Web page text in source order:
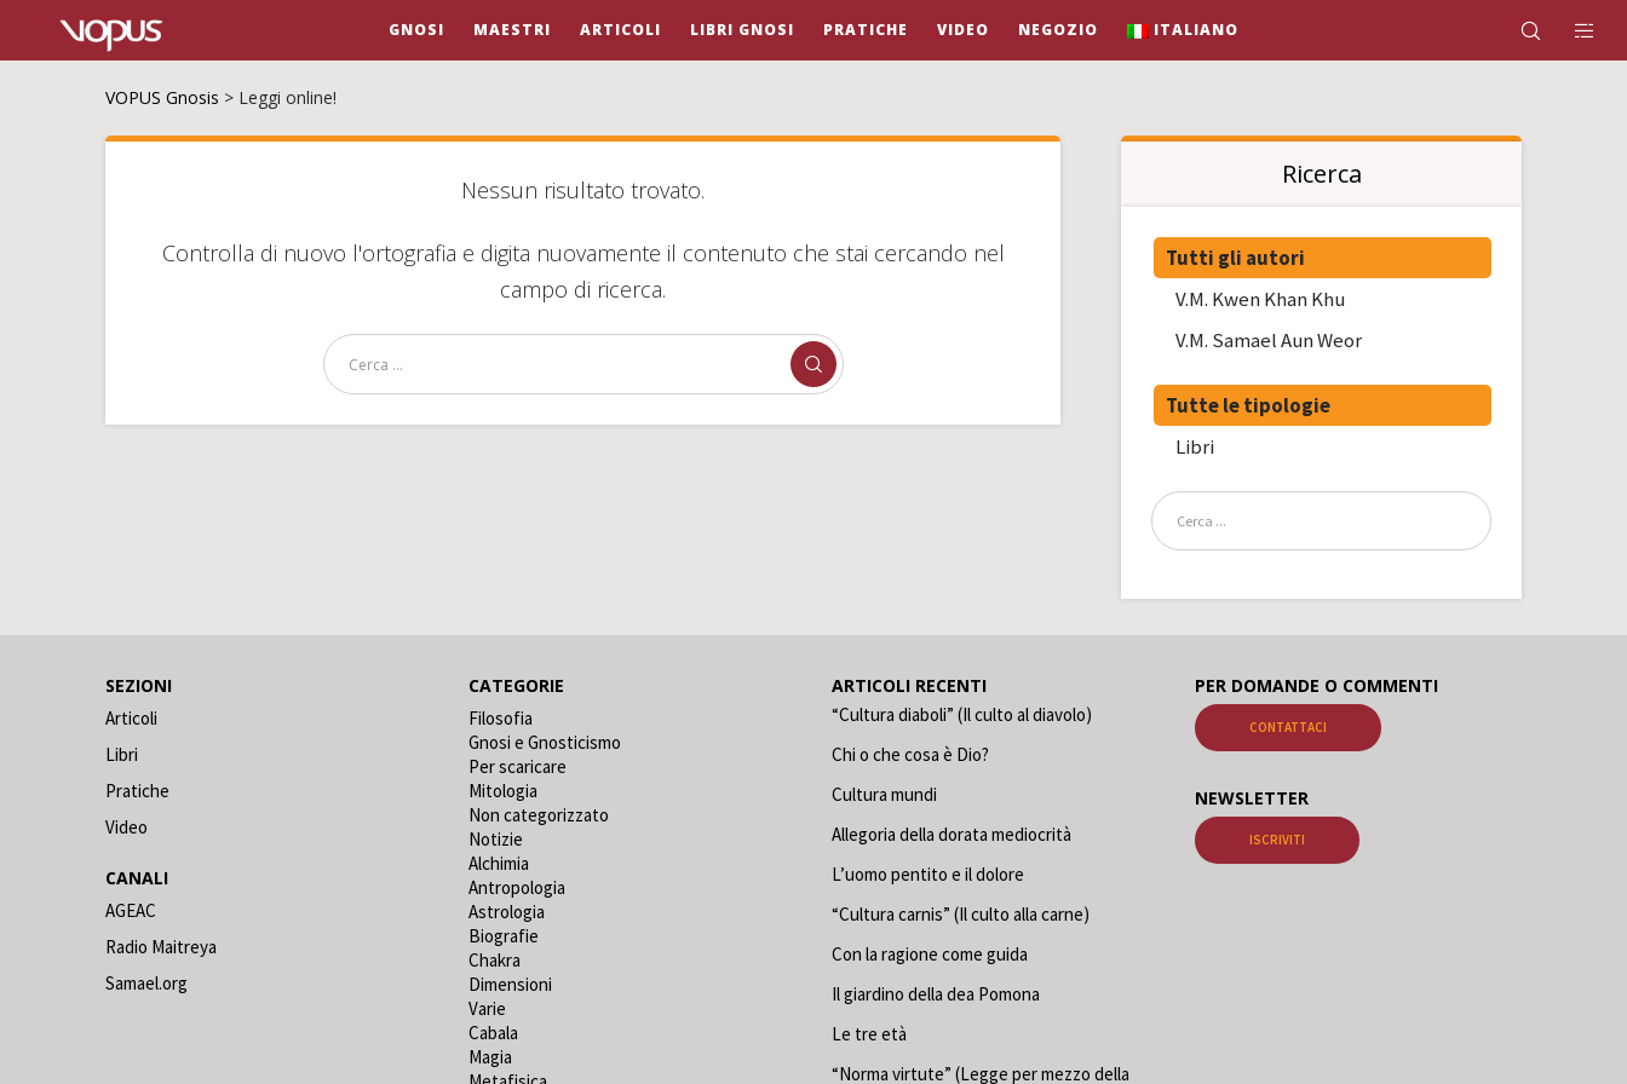
GNOSI MAESTRI ARTICOLI LIBRI GNOSI PRATICHE VIDEO NEGOZIO ITALIANO
VOPUS Gnosis > Leggi online!
Nessun risultato trovato.
Controlla di nuovo l'ortografia e digita nuovamente il contenuto che stai cercando nel
campo di ricerca.
Ricerca
Tutti gli autori
V.M. Kwen Khan Khu
V.M. Samael Aun Weor
Tutte le tipologie
Libri
SEZIONI
Articoli
Libri
Pratiche
Video
CANALI
AGEAC
Radio Maitreya
Samael.org
CATEGORIE
Filosofia
Gnosi e Gnosticismo
Per scaricare
Mitologia
Non categorizzato
Notizie
Alchimia
Antropologia
Astrologia
Biografie
Chakra
Dimensioni
Varie
Cabala
Magia
ARTICOLI RECENTI
“Cultura diaboli” (Il culto al diavolo)
Chi o che cosa è Dio?
Cultura mundi
Allegoria della dorata mediocrità
L’uomo pentito e il dolore
“Cultura carnis” (Il culto alla carne)
Con la ragione come guida
Il giardino della dea Pomona
Le tre età
“Norma virtute” (Legge per mezzo della
PER DOMANDE O COMMENTI
CONTATTACI
NEWSLETTER
ISCRIVITI